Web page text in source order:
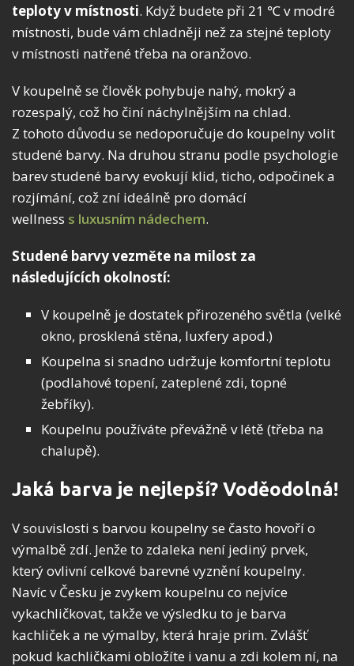
teploty v místnosti. Když budete při 21 ℃ v modré
místnosti, bude vám chladněji než za stejné teploty
v místnosti natřené třeba na oranžovo.
V koupelně se člověk pohybuje nahý, mokrý a
rozespalý, což ho činí náchylnějším na chlad.
Z tohoto důvodu se nedoporučuje do koupelny volit
studené barvy. Na druhou stranu podle psychologie
barev studené barvy evokují klid, ticho, odpočinek a
rozjímání, což zní ideálně pro domácí
wellness s luxusním nádechem.
Studené barvy vezměte na milost za
následujících okolností:
V koupelně je dostatek přirozeného světla (velké
okno, prosklená stěna, luxfery apod.)
Koupelna si snadno udržuje komfortní teplotu
(podlahové topení, zateplené zdi, topné
žebříky).
Koupelnu používáte převážně v létě (třeba na
chalupě).
Jaká barva je nejlepší? Voděodolná!
V souvislosti s barvou koupelny se často hovoří o
výmalbě zdí. Jenže to zdaleka není jediný prvek,
který ovlivní celkové barevné vyznění koupelny.
Navíc v Česku je zvykem koupelnu co nejvíce
vykachličkovat, takže ve výsledku to je barva
kachliček a ne výmalby, která hraje prim. Zvlášť
pokud kachličkami obložíte i vanu a zdi kolem ní, na